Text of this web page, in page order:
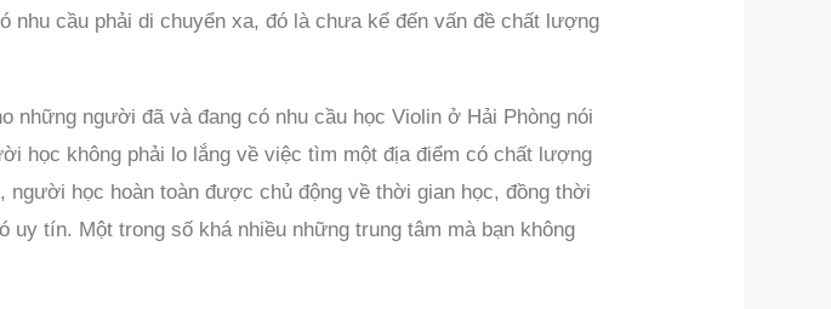
cầu phải di chuyển xa, đó là chưa kể đến vấn đề chất lượng
người đã và đang có nhu cầu học Violin ở Hải Phòng nói
học không phải lo lắng về việc tìm một địa điểm có chất lượng
học hoàn toàn được chủ động về thời gian học, đồng thời
uy tín. Một trong số khá nhiều những trung tâm mà bạn không